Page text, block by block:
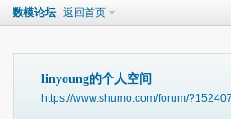
数模论坛 返回首页
linyoung的个人空间
https://www.shumo.com/forum/?152407